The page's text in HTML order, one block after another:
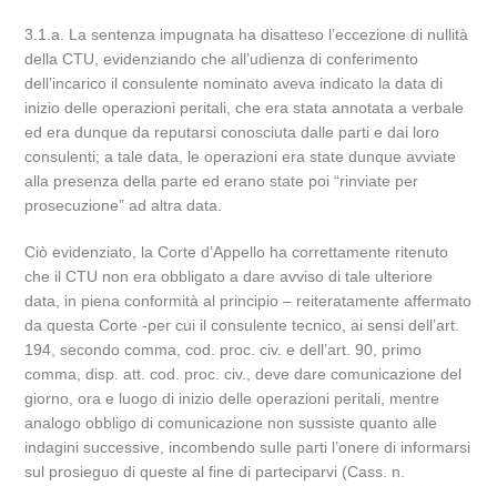
3.1.a. La sentenza impugnata ha disatteso l’eccezione di nullità
della CTU, evidenziando che all’udienza di conferimento
dell’incarico il consulente nominato aveva indicato la data di
inizio delle operazioni peritali, che era stata annotata a verbale
ed era dunque da reputarsi conosciuta dalle parti e dai loro
consulenti; a tale data, le operazioni era state dunque avviate
alla presenza della parte ed erano state poi “rinviate per
prosecuzione” ad altra data.
Ciò evidenziato, la Corte d’Appello ha correttamente ritenuto
che il CTU non era obbligato a dare avviso di tale ulteriore
data, in piena conformità al principio – reiteratamente affermato
da questa Corte -per cui il consulente tecnico, ai sensi dell’art.
194, secondo comma, cod. proc. civ. e dell’art. 90, primo
comma, disp. att. cod. proc. civ., deve dare comunicazione del
giorno, ora e luogo di inizio delle operazioni peritali, mentre
analogo obbligo di comunicazione non sussiste quanto alle
indagini successive, incombendo sulle parti l’onere di informarsi
sul prosieguo di queste al fine di parteciparvi (Cass. n.